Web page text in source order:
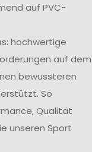
auf PVC-
hochwertige
auf dem
bewussteren
So
Qualität
unseren Sport